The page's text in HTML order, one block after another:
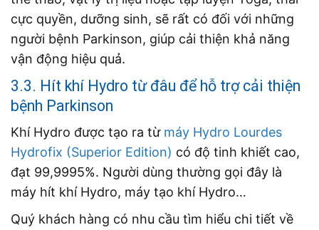
cực quyền, dưỡng sinh, sẽ rất có đối với những
người bệnh Parkinson, giúp cải thiện khả năng
vận động hiệu quả.
3.3. Hít khí Hydro từ đâu để hỗ trợ cải thiện
bệnh Parkinson
Khí Hydro được tạo ra từ máy Hydro Lourdes
Hydrofix (Superior Edition) có độ tinh khiết cao,
đạt 99,9995%. Người dùng thường gọi đây là
máy hít khí Hydro, máy tạo khí Hydro…
Quý khách hàng có nhu cầu tìm hiểu chi tiết về